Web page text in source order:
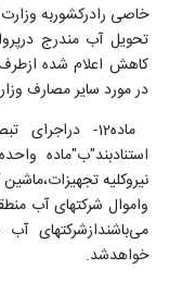
خاصی رادرکشوربه
تحویل آب مندرج
کاهش اعلام شده
در مورد سایر مصارف
استنادبند"ب"ماده
نیروکلیه
واموال شرکتهای آب
می‌باشندازشرکتهای
خواهدشد.